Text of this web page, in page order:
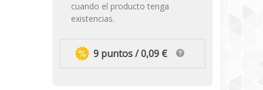
cuando el producto tenga
existencias.
9 puntos / 0,09 €